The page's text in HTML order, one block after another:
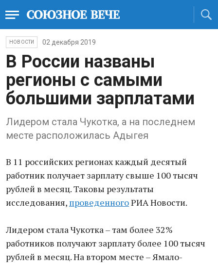
НОВОСТИ 02 декабря 2019
В России названы
регионы с самыми
большими зарплатами
Лидером стала Чукотка, а на последнем
месте расположилась Адыгея
В 11 российских регионах каждый десятый
работник получает зарплату свыше 100 тысяч
рублей в месяц. Таковы результаты
исследования, проведенногоРИА Новости.
Лидером стала Чукотка – там более 32%
работников получают зарплату более 100 тысяч
рублей в месяц. На втором месте – Ямало-